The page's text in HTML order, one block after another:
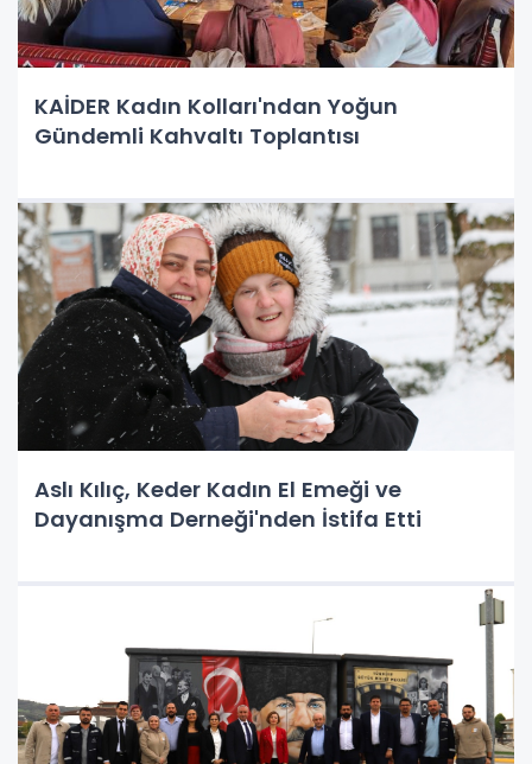
KAİDER Kadın Kolları'ndan Yoğun
Gündemli Kahvaltı Toplantısı
Aslı Kılıç, Keder Kadın El Emeği ve
Dayanışma Derneği'nden İstifa Etti